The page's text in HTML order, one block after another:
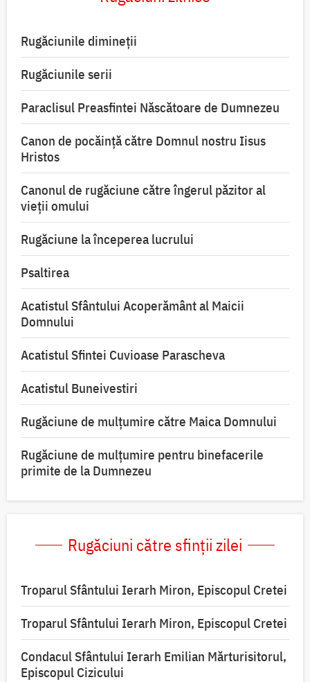
Rugăciunile dimineții
Rugăciunile serii
Paraclisul Preasfintei Născătoare de Dumnezeu
Canon de pocăință către Domnul nostru Iisus
Hristos
Canonul de rugăciune către îngerul păzitor al
vieții omului
Rugăciune la începerea lucrului
Psaltirea
Acatistul Sfântului Acoperământ al Maicii
Domnului
Acatistul Sfintei Cuvioase Parascheva
Acatistul Buneivestiri
Rugăciune de mulţumire către Maica Domnului
Rugăciune de mulțumire pentru binefacerile
primite de la Dumnezeu
Rugăciuni către sfinții zilei
Troparul Sfântului Ierarh Miron, Episcopul Cretei
Troparul Sfântului Ierarh Miron, Episcopul Cretei
Condacul Sfântului Ierarh Emilian Mărturisitorul,
Episcopul Cizicului